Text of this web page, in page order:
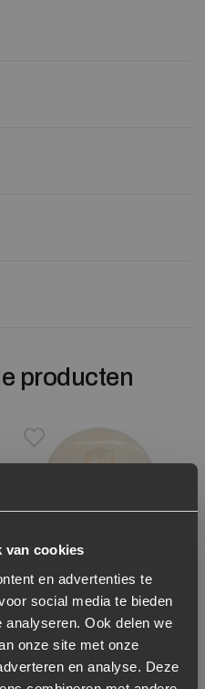
van cookies
en advertenties te
social media te bieden
Ook delen we
onze site met onze
en analyse. Deze
producten
Toevoegen aan
Verwijderen van verlanglijst
Ledlamp Edi 9.5 cm –
6W Dimbaar
7,95